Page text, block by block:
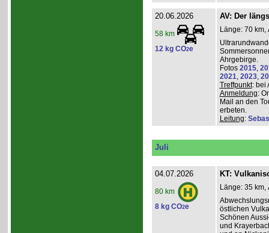
20.06.2026
58 km
12 kg CO2e
AV: Der
Länge: 70 km,
Ahrgebirge.
Fotos 2015,
2021, 2023,
Treffpunkt: bei
Anmeldung:
Mail an den
erbeten.
Leitung:
Juli
04.07.2026
80 km
8 kg CO2e
KT:
Länge: 35 km,
östlichen
Schönen
und